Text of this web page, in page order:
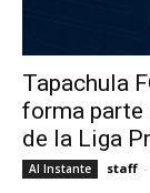
Tapachula
forma parte
de la Liga
Al Instante staff -